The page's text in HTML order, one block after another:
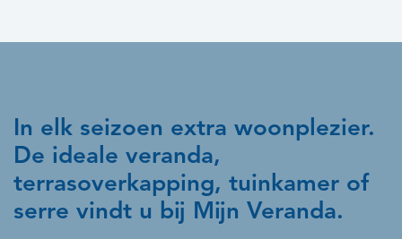
In elk seizoen extra woonplezier.
De ideale veranda,
terrasoverkapping, tuinkamer of
serre vindt u bij Mijn Veranda.